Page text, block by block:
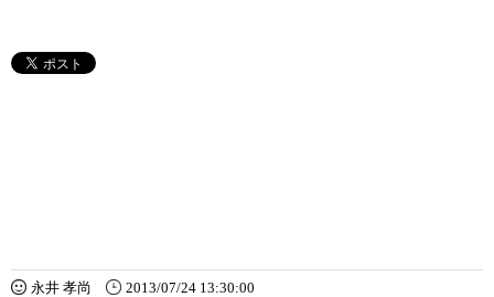
永井 孝尚 2013/07/24 13:30:00